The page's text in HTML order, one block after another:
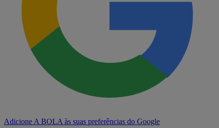
Adicione A BOLA às suas preferências do Google